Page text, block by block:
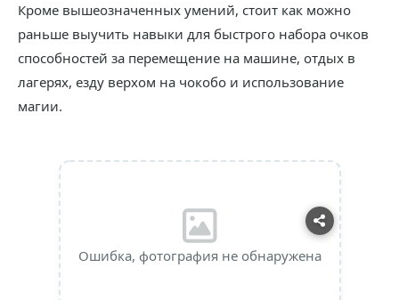
Кроме вышеозначенных умений, стоит как можно
раньше выучить навыки для быстрого набора очков
способностей за перемещение на машине, отдых в
лагерях, езду верхом на чокобо и использование
магии.
Ошибка, фотография не обнаружена